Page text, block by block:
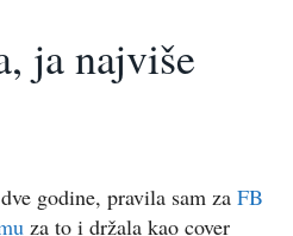
ja najviše
godine, pravila sam za FB
za to i držala kao cover